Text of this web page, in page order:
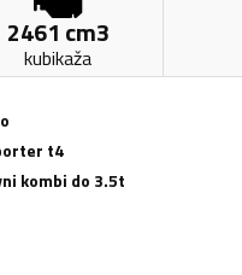
2461 cm3
kubikaža
t4
kombi do 3.5t